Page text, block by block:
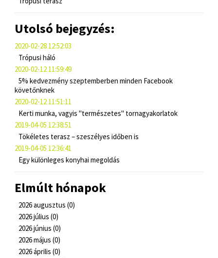
Utolsó bejegyzés:
2020-02-28 12:52:03
Trópusi háló
2020-02-12 11:59:49
5% kedvezmény szeptemberben minden Facebook
követőnknek
2020-02-12 11:51:11
Kerti munka, vagyis "természetes" tornagyakorlatok
2019-04-05 12:38:51
Tökéletes terasz – szeszélyes időben is
2019-04-05 12:36:41
Egy különleges konyhai megoldás
Elmúlt hónapok
2026 augusztus (0)
2026 július (0)
2026 június (0)
2026 május (0)
2026 április (0)